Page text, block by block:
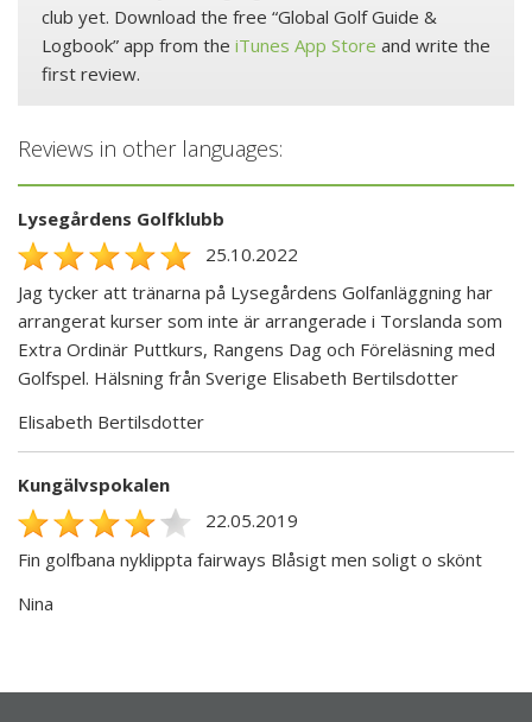
club yet. Download the free “Global Golf Guide &
Logbook” app from the iTunes App Store and write the
first review.
Reviews in other languages:
Lysegårdens Golfklubb
25.10.2022
Jag tycker att tränarna på Lysegårdens Golfanläggning har
arrangerat kurser som inte är arrangerade i Torslanda som
Extra Ordinär Puttkurs, Rangens Dag och Föreläsning med
Golfspel. Hälsning från Sverige Elisabeth Bertilsdotter
Elisabeth Bertilsdotter
Kungälvspokalen
22.05.2019
Fin golfbana nyklippta fairways Blåsigt men soligt o skönt
Nina